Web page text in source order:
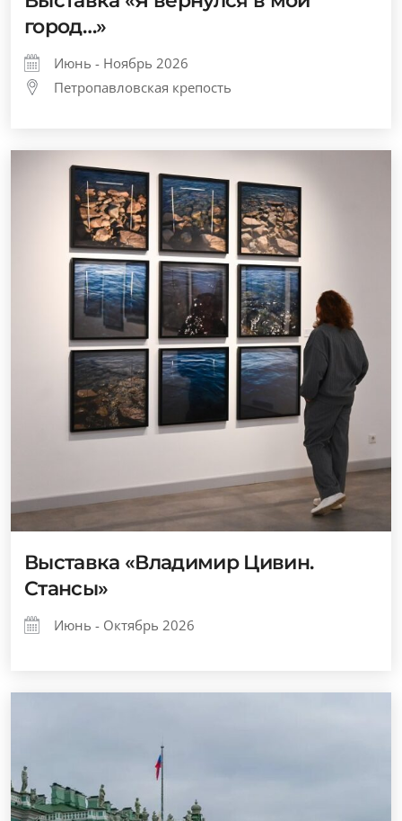
город…»
Июнь - Ноябрь 2026
Петропавловская крепость
Выставка «Владимир Цивин.
Стансы»
Июнь - Октябрь 2026